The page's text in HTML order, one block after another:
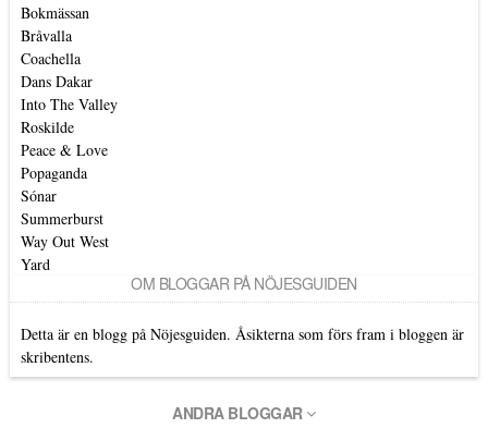
Bokmässan
Bråvalla
Coachella
Dans Dakar
Into The Valley
Roskilde
Peace & Love
Popaganda
Sónar
Summerburst
Way Out West
Yard
OM BLOGGAR PÅ NÖJESGUIDEN
Detta är en blogg på Nöjesguiden. Åsikterna som förs fram i bloggen är
skribentens.
ANDRA BLOGGAR